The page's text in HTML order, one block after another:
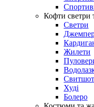
Кофти светри
Светри
Жилети
Худі
Болеро